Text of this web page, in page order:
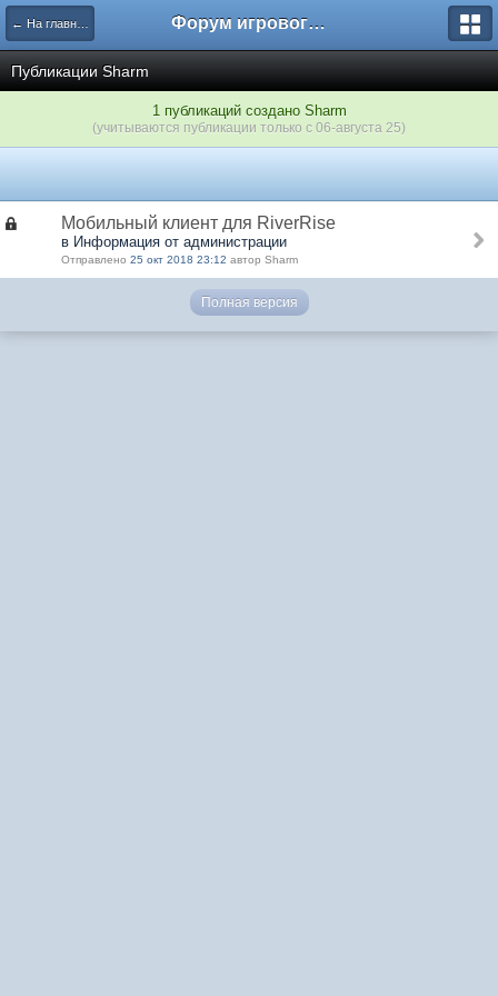
← На главную Форум игрового проекта Riverrise
Публикации Sharm
1 публикаций создано Sharm
(учитываются публикации только с 06-августа 25)
Мобильный клиент для RiverRise
в Информация от администрации
Отправлено 25 окт 2018 23:12 автор Sharm
Полная версия